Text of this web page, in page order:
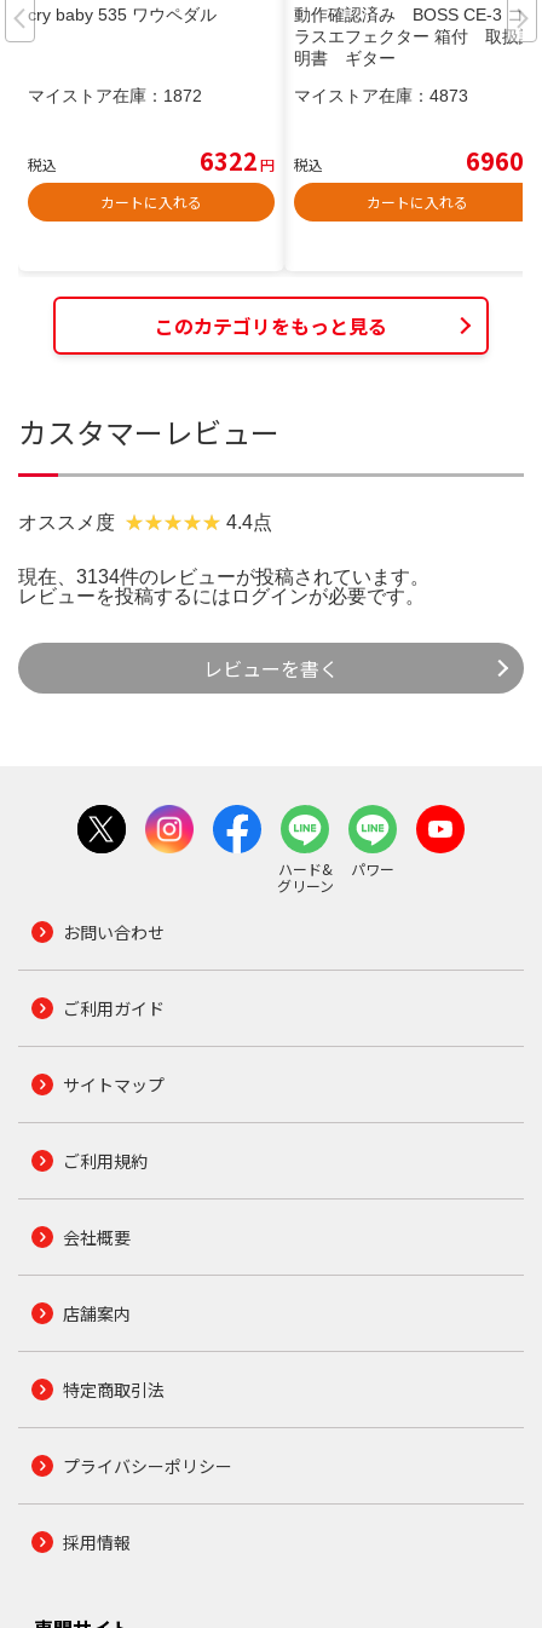
cry baby 535 ワウペダル
マイストア在庫： 1872
税込 6322円
カートに入れる
動作確認済み BOSS CE-3 コー
ラスエフェクター 箱付 取扱説
明書 ギター
マイストア在庫： 4873
税込 6960
カートに入れる
このカテゴリをもっと見る
カスタマーレビュー
オススメ度 4.4点
現在、3134件のレビューが投稿されています。
レビューを投稿するには ログインが必要です。
レビューを書く
ハード&
グリーン
パワー
お問い合わせ
ご利用ガイド
サイトマップ
ご利用規約
会社概要
店舗案内
特定商取引法
プライバシーポリシー
採用情報